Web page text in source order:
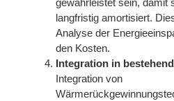
gewährleistet sein, damit
langfristig amortisiert.
Analyse der
den Kosten.
Integration in
Integration von